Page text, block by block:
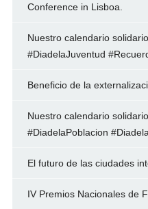
Conference in Lisboa.
Nuestro calendario
#DiadelaJuventud
Beneficio de la
Nuestro calendario
#DiadelaPoblacion
El futuro de las ciudades
IV Premios Nacionales de